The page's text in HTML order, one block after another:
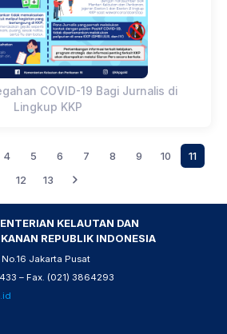
COVID-19 Bagi Jurnalis di
Lingkup KKP
4 5 6 7 8 9 10
11
12
13
KELAUTAN DAN
REPUBLIK INDONESIA
Jakarta Pusat
– Fax. (021) 3864293